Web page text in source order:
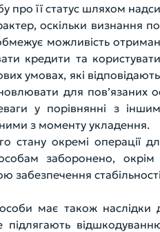
про її статус шляхом
оскільки визнання
можливість
кредити та
умовах, які
для пов’язаних
у порівнянні з
з моменту укладення.
стану окремі операції
заборонено,
забезпечення
особи має також
підлягають